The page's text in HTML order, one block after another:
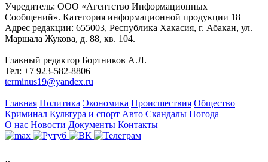
Учредитель: ООО «Агентство Информационных
Сообщений». Категория информационной продукции 18+
Адрес редакции: 655003, Республика Хакасия, г. Абакан, ул.
Маршала Жукова, д. 88, кв. 104.
Главный редактор Бортников А.Л.
Тел: +7 923-582-8806
terminus19@yandex.ru
Главная Политика Экономика Происшествия Общество
Криминал Культура и спорт Авто Скандалы Погода
О нас Новости Документы Контакты